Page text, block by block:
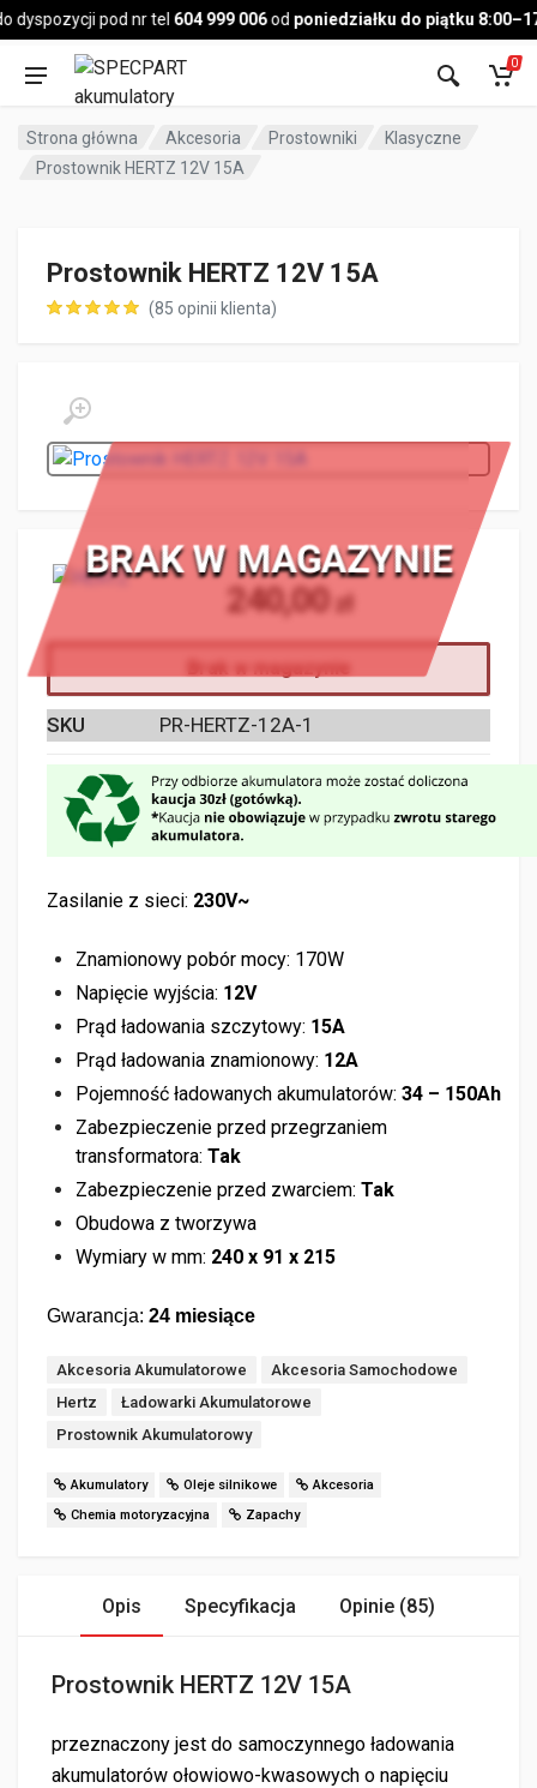
pod nr tel604 999 006odponiedziałku do piątku
Pojazd
0
Strona główna Akcesoria Prostowniki
Klasyczne
Prostownik HERTZ 12V 15A
BRAK W MAGAZYNIE
Prostownik HERTZ 12V 15A
(85 opinii klienta)
240,00 zł
Brak w magazynie
SKU PR-HERTZ-12A-1
Zasilanie z sieci: 230V~
Znamionowy pobór mocy: 170W
Napięcie wyjścia: 12V
Prąd ładowania szczytowy: 15A
Prąd ładowania znamionowy: 12A
Pojemność ładowanych akumulatorów: 34 – 150Ah
Zabezpieczenie przed przegrzaniem
transformatora: Tak
Zabezpieczenie przed zwarciem: Tak
Obudowa z tworzywa
Wymiary w mm: 240 x 91 x 215
Gwarancja: 24 miesiące
Akcesoria Akumulatorowe
Akcesoria Samochodowe
Hertz
Ładowarki Akumulatorowe
Prostownik Akumulatorowy
Akumulatory Oleje silnikowe
Akcesoria
Chemia motoryzacyjna
Zapachy
Opis Specyfikacja Opinie (85)
Prostownik HERTZ 12V 15A
przeznaczony jest do samoczynnego ładowania
akumulatorów ołowiowo-kwasowych o napięciu